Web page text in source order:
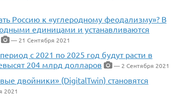
Россию к «углеродному феодализму»? В
единицами и устанавливаются
— 21 Сентября 2021
с 2021 по 2025 год будут расти в
204 млрд долларов
— 2 Сентября 2021
двойники» (DigitalTwin) становятся
2021